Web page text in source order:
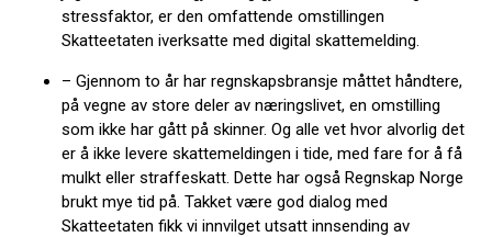
stressfaktor, er den omfattende omstillingen
Skatteetaten iverksatte med digital skattemelding.
– Gjennom to år har regnskapsbransje måttet håndtere,
på vegne av store deler av næringslivet, en omstilling
som ikke har gått på skinner. Og alle vet hvor alvorlig det
er å ikke levere skattemeldingen i tide, med fare for å få
mulkt eller straffeskatt. Dette har også Regnskap Norge
brukt mye tid på. Takket være god dialog med
Skatteetaten fikk vi innvilget utsatt innsending av